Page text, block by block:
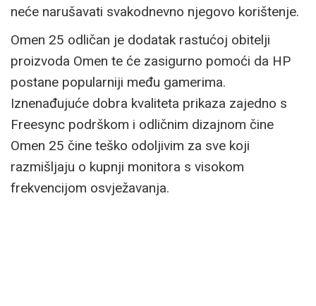
neće narušavati svakodnevno njegovo korištenje.
Omen 25 odličan je dodatak rastućoj obitelji
proizvoda Omen te će zasigurno pomoći da HP
postane popularniji među gamerima.
Iznenađujuće dobra kvaliteta prikaza zajedno s
Freesync podrškom i odličnim dizajnom čine
Omen 25 čine teško odoljivim za sve koji
razmišljaju o kupnji monitora s visokom
frekvencijom osvježavanja.